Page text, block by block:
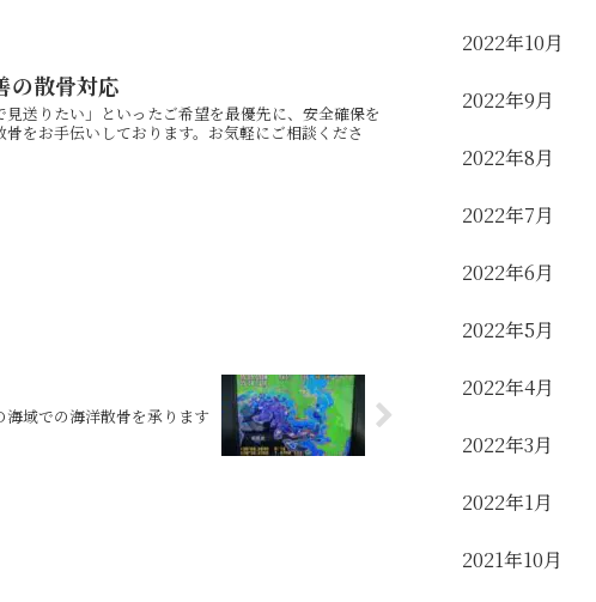
の散骨対応
送りたい」といったご希望を最優先に、安全確保を
をお手伝いしております。お気軽にご相談くださ
海域での海洋散骨を承ります
2022年10月
2022年9月
2022年8月
2022年7月
2022年6月
2022年5月
2022年4月
2022年3月
2022年1月
2021年10月